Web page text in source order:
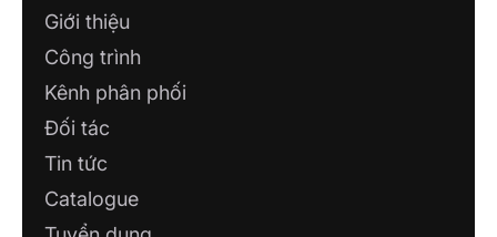
Giới thiệu
Công trình
Kênh phân phối
Đối tác
Tin tức
Catalogue